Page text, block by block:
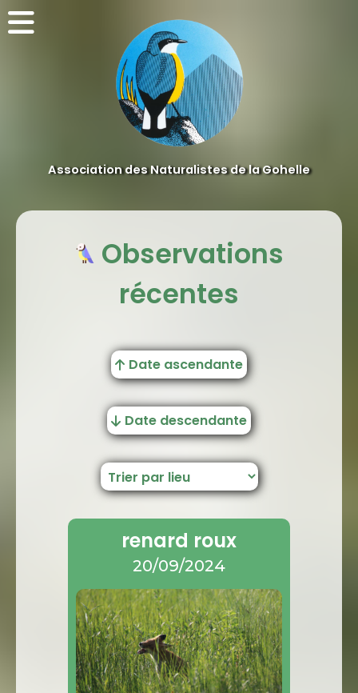
Association des Naturalistes de la Gohelle
Observations
récentes
Date ascendante
Date descendante
renard roux
20/09/2024